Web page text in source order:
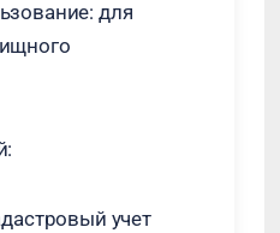
для
учет